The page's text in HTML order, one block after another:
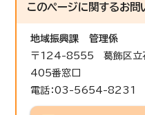
このページに関するお問
地域振興課
管理係
〒124-8555 葛飾区
405番窓口
電話：03-5654-8231